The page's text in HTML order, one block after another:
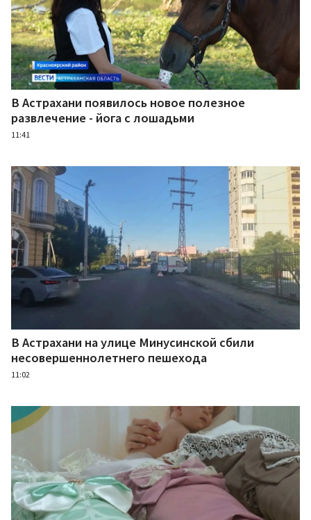
В Астрахани появилось новое полезное
развлечение - йога с лошадьми
11:41
В Астрахани на улице Минусинской сбили
несовершеннолетнего пешехода
11:02